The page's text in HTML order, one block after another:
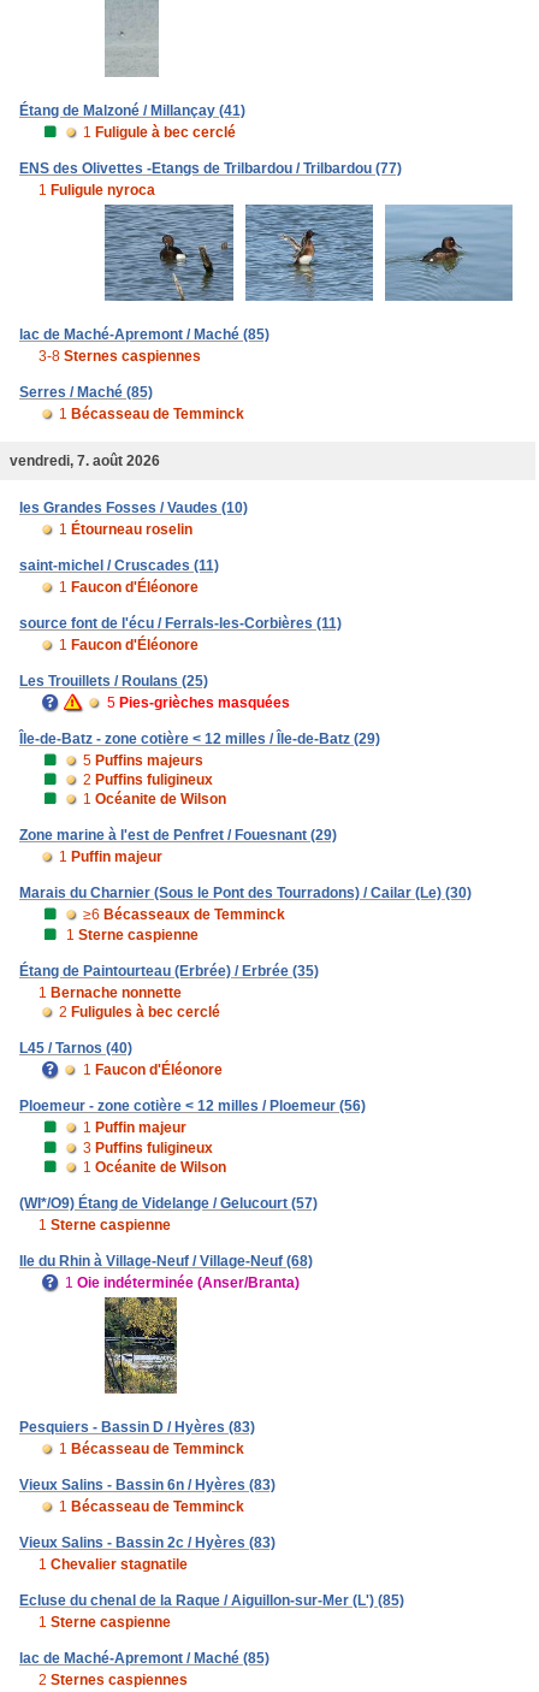
Étang de Malzoné / Millançay (41)
1 Fuligule à bec cerclé
ENS des Olivettes -Etangs de Trilbardou / Trilbardou (77)
1 Fuligule nyroca
lac de Maché-Apremont / Maché (85)
3-8 Sternes caspiennes
Serres / Maché (85)
1 Bécasseau de Temminck
vendredi, 7. août 2026
les Grandes Fosses / Vaudes (10)
1 Étourneau roselin
saint-michel / Cruscades (11)
1 Faucon d'Éléonore
source font de l'écu / Ferrals-les-Corbières (11)
1 Faucon d'Éléonore
Les Trouillets / Roulans (25)
5 Pies-grièches masquées
Île-de-Batz - zone cotière < 12 milles / Île-de-Batz (29)
5 Puffins majeurs
2 Puffins fuligineux
1 Océanite de Wilson
Zone marine à l'est de Penfret / Fouesnant (29)
1 Puffin majeur
Marais du Charnier (Sous le Pont des Tourradons) / Cailar (Le) (30)
≥6 Bécasseaux de Temminck
1 Sterne caspienne
Étang de Paintourteau (Erbrée) / Erbrée (35)
1 Bernache nonnette
2 Fuligules à bec cerclé
L45 / Tarnos (40)
1 Faucon d'Éléonore
Ploemeur - zone cotière < 12 milles / Ploemeur (56)
1 Puffin majeur
3 Puffins fuligineux
1 Océanite de Wilson
(WI*/O9) Étang de Videlange / Gelucourt (57)
1 Sterne caspienne
Ile du Rhin à Village-Neuf / Village-Neuf (68)
1 Oie indéterminée (Anser/Branta)
Pesquiers - Bassin D / Hyères (83)
1 Bécasseau de Temminck
Vieux Salins - Bassin 6n / Hyères (83)
1 Bécasseau de Temminck
Vieux Salins - Bassin 2c / Hyères (83)
1 Chevalier stagnatile
Ecluse du chenal de la Raque / Aiguillon-sur-Mer (L') (85)
1 Sterne caspienne
lac de Maché-Apremont / Maché (85)
2 Sternes caspiennes